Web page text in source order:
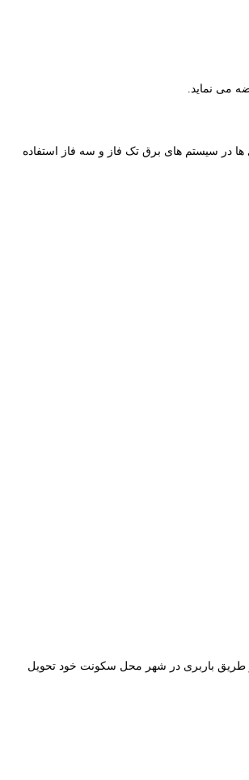
متفاوتی تولید می شوند که این کابل ها در سیستم های برق تک فاز و سه فاز استفاده
فرایند خرید ۲۴ ساعت بعد سفارش خود را از طریق باربری در شهر محل سکونت خود تحویل